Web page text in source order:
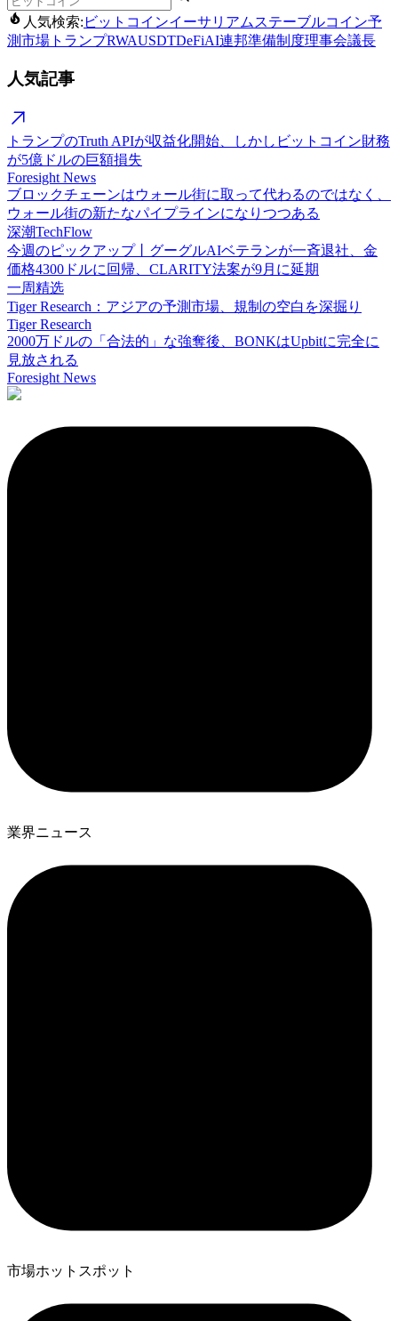
人気検索: ビットコインイーサリアム ステーブルコイン予
測市場 トランプRWAUSDTDeFiAI連邦準備制度理事会議長
人気記事
トランプのTruth APIが収益化開始、しかしビットコイン財務
が5億ドルの巨額損失
Foresight News
ブロックチェーンはウォール街に取って代わるのではなく、
ウォール街の新たなパイプラインになりつつある
深潮TechFlow
今週のピックアップ丨グーグルAIベテランが一斉退社、金
価格4300ドルに回帰、CLARITY法案が9月に延期
一周精选
Tiger Research：アジアの予測市場、規制の空白を深掘り
Tiger Research
2000万ドルの「合法的」な強奪後、BONKはUpbitに完全に
見放される
Foresight News
業界ニュース
市場ホットスポット